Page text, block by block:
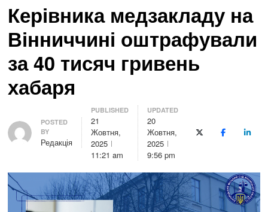
Керівника медзакладу на
Вінниччині оштрафували
за 40 тисяч гривень
хабаря
Author
POSTED
BY
Редакція
PUBLISHED
21
Жовтня,
2025
11:21 am
UPDATED
20
Жовтня,
2025
9:56 pm
X (Twitter)Facebook